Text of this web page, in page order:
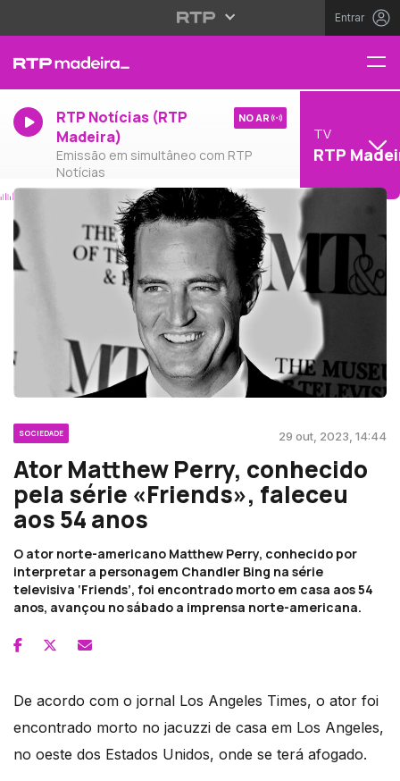
Entrar
RTP Notícias (RTP
Madeira)
Emissão em simultâneo com RTP
Notícias
NO AR
TV
RTP
SOCIEDADE 29 out, 2023, 14:44
Ator Matthew Perry, conhecido
pela série «Friends», faleceu
aos 54 anos
O ator norte-americano Matthew Perry, conhecido por
interpretar a personagem Chandler Bing na série
televisiva ‘Friends’, foi encontrado morto em casa aos 54
anos, avançou no sábado a imprensa norte-americana.
De acordo com o jornal Los Angeles Times, o ator foi
encontrado morto no jacuzzi de casa em Los Angeles,
no oeste dos Estados Unidos, onde se terá afogado.